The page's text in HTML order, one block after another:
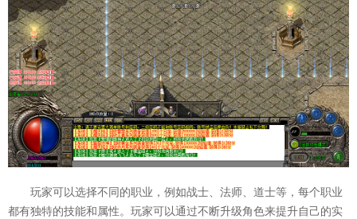
玩家可以选择不同的职业，例如战士、法师、道士等，每个职业
都有独特的技能和属性。玩家可以通过不断升级角色来提升自己的实